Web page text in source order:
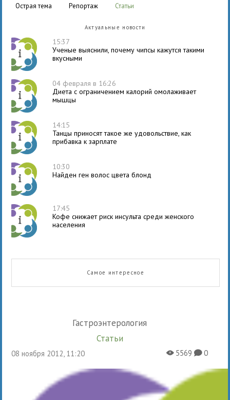
острая тема
репортаж статьи
Актуальные новости
15:37
Ученые выяснили, почему чипсы кажутся такими
вкусными
04 февраля в 16:26
Диета с ограничением калорий омолаживает
мышцы
14:15
Танцы приносят такое же удовольствие, как
прибавка к зарплате
10:30
Найден ген волос цвета блонд
17:45
Кофе снижает риск инсульта среди женского
населения
Самое интересное
Гастроэнтерология
Статьи
08 ноября 2012, 11:20 X5569K0